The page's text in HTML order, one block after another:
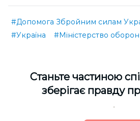
#Допомога Збройним силам
#Україна
#Міністерство
Cтаньте частиною
зберігає правду